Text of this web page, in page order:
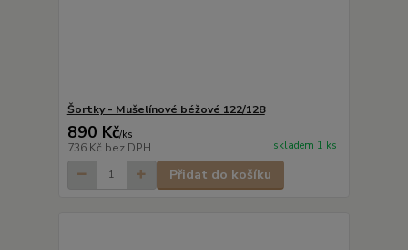
Šortky - Mušelínové béžové 122/128
890 Kč/ks
736 Kč bez DPH skladem 1 ks
Přidat do košíku